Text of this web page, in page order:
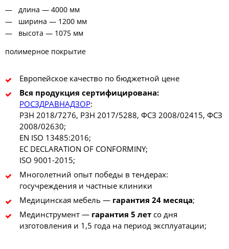
длина — 4000 мм
ширина — 1200 мм
высота — 1075 мм
полимерное покрытие
Европейское качество по бюджетной цене
Вся продукция сертифицирована:
РОСЗДРАВНАДЗОР:
РЗН 2018/7276, РЗН 2017/5288, ФСЗ 2008/02415, ФСЗ
2008/02630;
EN ISO 13485:2016;
EC DECLARATION OF CONFORMINY;
ISO 9001-2015;
Многолетний опыт победы в тендерах:
госучреждения и частные клиники
Медицинская мебель — гарантия 24 месяца;
Мединструмент — гарантия 5 летсо дня
изготовления и 1,5 года на период эксплуатации;